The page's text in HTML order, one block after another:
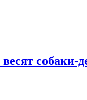
собаки-